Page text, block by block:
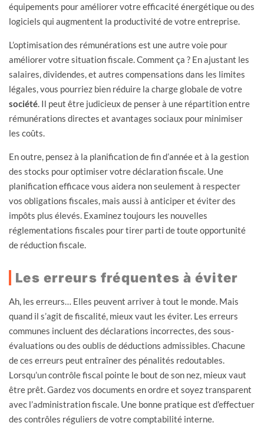
équipements pour améliorer votre efficacité énergétique ou des
logiciels qui augmentent la productivité de votre entreprise.
L’optimisation des rémunérations est une autre voie pour
améliorer votre situation fiscale. Comment ça ? En ajustant les
salaires, dividendes, et autres compensations dans les limites
légales, vous pourriez bien réduire la charge globale de votre
société . Il peut être judicieux de penser à une répartition entre
rémunérations directes et avantages sociaux pour minimiser
les coûts.
En outre, pensez à la planification de fin d’année et à la gestion
des stocks pour optimiser votre déclaration fiscale. Une
planification efficace vous aidera non seulement à respecter
vos obligations fiscales, mais aussi à anticiper et éviter des
impôts plus élevés. Examinez toujours les nouvelles
réglementations fiscales pour tirer parti de toute opportunité
de réduction fiscale.
Les erreurs fréquentes à éviter
Ah, les erreurs… Elles peuvent arriver à tout le monde. Mais
quand il s’agit de fiscalité, mieux vaut les éviter. Les erreurs
communes incluent des déclarations incorrectes, des sous-
évaluations ou des oublis de déductions admissibles. Chacune
de ces erreurs peut entraîner des pénalités redoutables.
Lorsqu’un contrôle fiscal pointe le bout de son nez, mieux vaut
être prêt. Gardez vos documents en ordre et soyez transparent
avec l’administration fiscale. Une bonne pratique est d’effectuer
des contrôles réguliers de votre comptabilité interne.